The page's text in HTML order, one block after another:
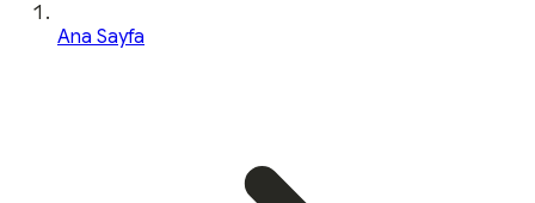
Ana Sayfa